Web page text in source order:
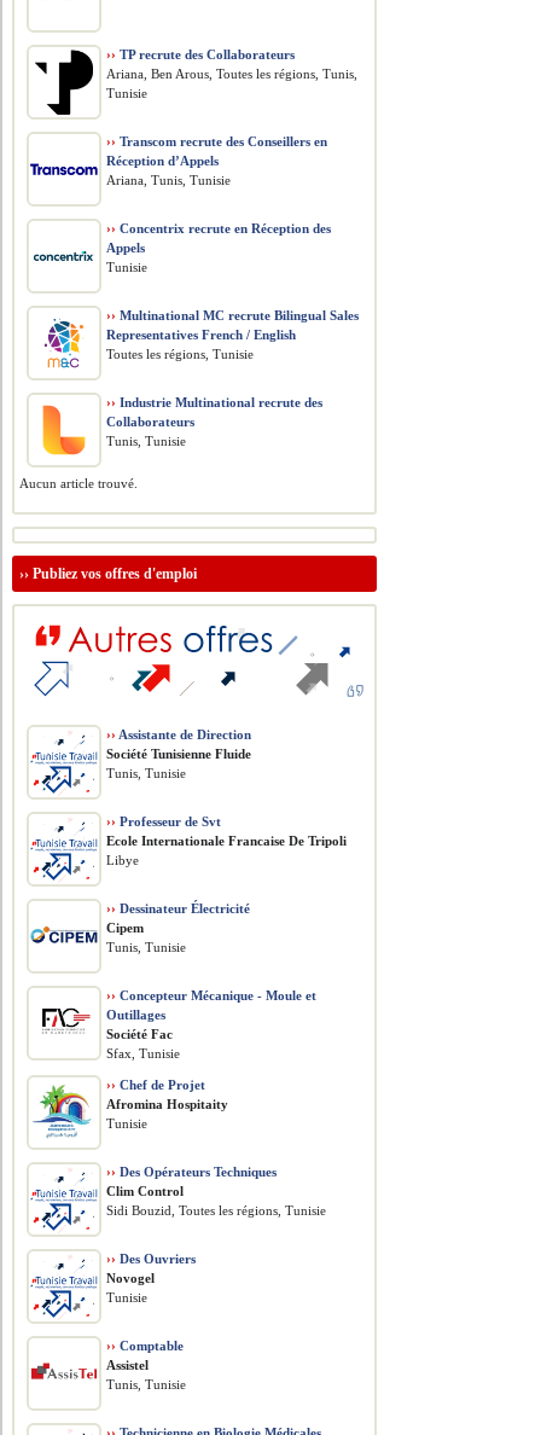
›› TP recrute des Collaborateurs
Ariana, Ben Arous, Toutes les régions, Tunis,
Tunisie
›› Transcom recrute des Conseillers en
Réception d’Appels
Ariana, Tunis, Tunisie
›› Concentrix recrute en Réception des
Appels
Tunisie
›› Multinational MC recrute Bilingual Sales
Representatives French / English
Toutes les régions, Tunisie
›› Industrie Multinational recrute des
Collaborateurs
Tunis, Tunisie
Aucun article trouvé.
››Publiez vos offres d'emploi
›› Assistante de Direction
Société Tunisienne Fluide
Tunis, Tunisie
›› Professeur de Svt
Ecole Internationale Francaise De Tripoli
Libye
›› Dessinateur Électricité
Cipem
Tunis, Tunisie
›› Concepteur Mécanique - Moule et
Outillages
Société Fac
Sfax, Tunisie
›› Chef de Projet
Afromina Hospitaity
Tunisie
›› Des Opérateurs Techniques
Clim Control
Sidi Bouzid, Toutes les régions, Tunisie
›› Des Ouvriers
Novogel
Tunisie
›› Comptable
Assistel
Tunis, Tunisie